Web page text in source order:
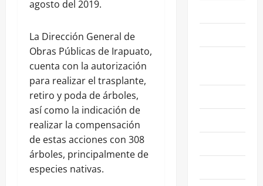
agosto del 2019.
La Dirección General de
Obras Públicas de Irapuato,
cuenta con la autorización
para realizar el trasplante,
retiro y poda de árboles,
así como la indicación de
realizar la compensación
de estas acciones con 308
árboles, principalmente de
especies nativas.